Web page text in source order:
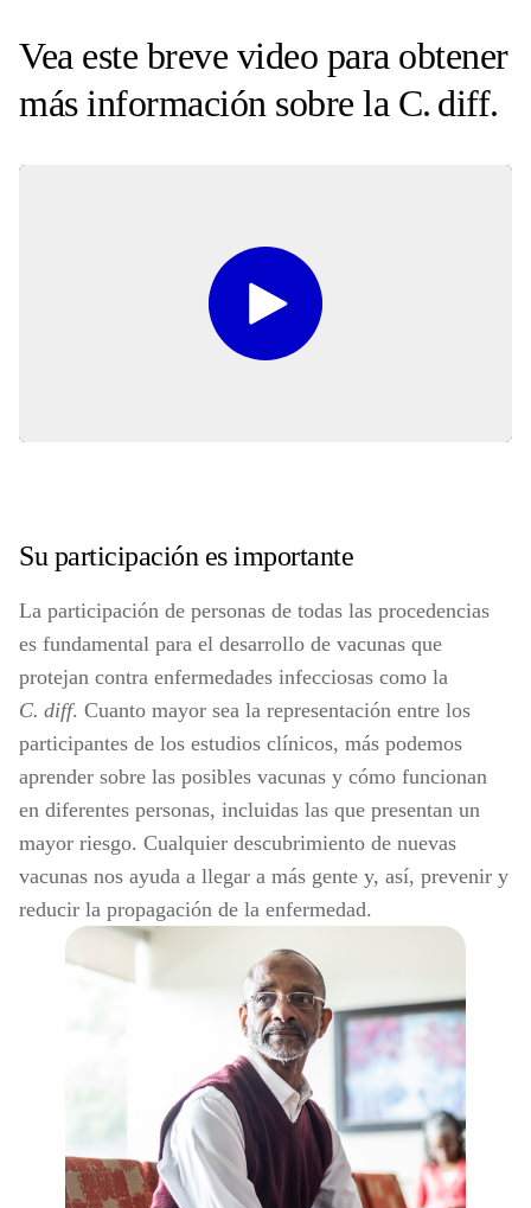
Vea este breve video para obtener
más información sobre la C. diff.
Play
Su participación es importante
La participación de personas de todas las procedencias
es fundamental para el desarrollo de vacunas que
protejan contra enfermedades infecciosas como la
C. diff. Cuanto mayor sea la representación entre los
participantes de los estudios clínicos, más podemos
aprender sobre las posibles vacunas y cómo funcionan
en diferentes personas, incluidas las que presentan un
mayor riesgo. Cualquier descubrimiento de nuevas
vacunas nos ayuda a llegar a más gente y, así, prevenir y
reducir la propagación de la enfermedad.